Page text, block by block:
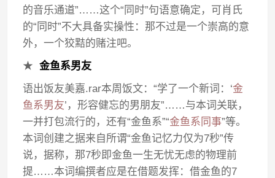
的音乐通道”……这个“同时”句语意确定，可肖氏
的“同时”不大具备实操性：那不过是一个崇高的意
外，一个狡黠的赌注吧。
★金鱼系男友
语出饭友美嘉.rar本周饭文：“学了一个新词：‘金
鱼系男友’，形容健忘的男朋友”……与本词关联，
一并打包流行的，还有“金鱼系”“金鱼系同事”等。
本词创建之据来自所谓“金鱼记忆力仅为7秒”传
说，据称，那7秒即金鱼一生无忧无虑的物理前
提……本词编撰者应是在借题发挥：借金鱼的7